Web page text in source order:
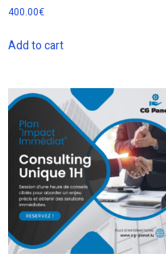
400.00€
Add to cart